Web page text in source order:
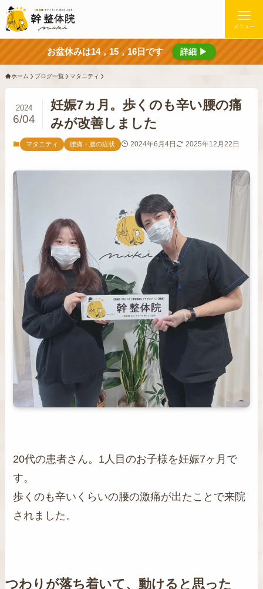
メニュー
お盆休みは14，15，16日です 詳細 ▶
ホーム ブログ一覧 マタニティ
妊娠7ヵ月。歩くのも辛い腰の痛
みが改善しました
2024
6/04
マタニティ 腰痛・腰の症状 2024年6月4日 2025年12月22日
20代の患者さん。1人目のお子様を妊娠7ヶ月で
す。
歩くのも辛いくらいの腰の激痛が出たことで来院
されました。
つわりが落ち着いて、動けると思った